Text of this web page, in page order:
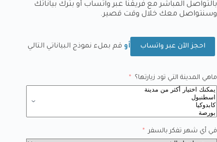
بالتواصل المباشر مع فريقنا عبر واتساب أو بترك بياناتك
وسنتواصل معك خلال وقت قصير.
احجز الآن عبر واتساب أو قم بملء نموذج البياناتي التالي
ماهي المدينة التي تود زيارتها؟
في أي شهر تفكر بالسفر